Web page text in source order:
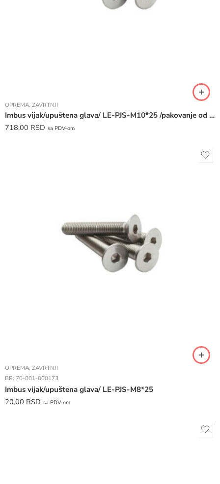
OPREMA, ZAVRTNJI
Imbus vijak/upuštena glava/ LE-PJS-M10*25 /pakovanje od 30 komada /
718,00 RSD sa PDV-om
OPREMA, ZAVRTNJI
BR: 70-001-000173
Imbus vijak/upuštena glava/ LE-PJS-M8*25
20,00 RSD sa PDV-om